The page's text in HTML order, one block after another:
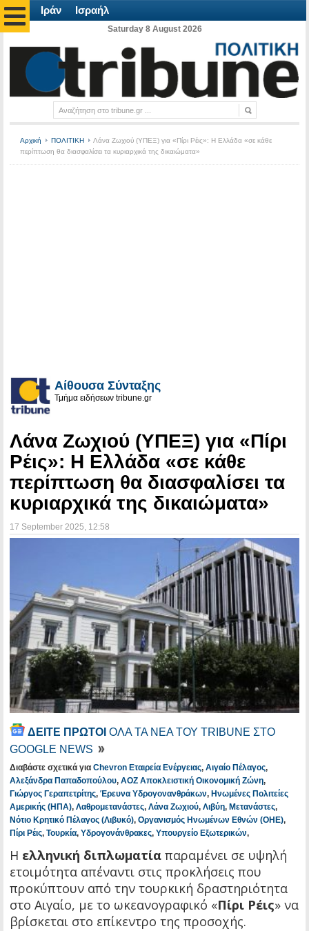
Ιράν Ισραήλ
Saturday 8 August 2026
Αρχική ΠΟΛΙΤΙΚΗ
Λάνα Ζωχιού (ΥΠΕΞ) για «Πίρι Ρέις»: Η Ελλάδα «σε κάθε
περίπτωση θα διασφαλίσει τα κυριαρχικά της δικαιώματα»
Αίθουσα Σύνταξης
Τμήμα ειδήσεων tribune.gr
Λάνα Ζωχιού (ΥΠΕΞ) για «Πίρι
Ρέις»: Η Ελλάδα «σε κάθε
περίπτωση θα διασφαλίσει τα
κυριαρχικά της δικαιώματα»
17 September 2025 , 12:58
ΔΕΙΤΕ ΠΡΩΤΟΙ ΟΛΑ ΤΑ ΝΕΑ ΤΟΥ TRIBUNE ΣΤΟ
GOOGLE NEWS
Διαβάστε σχετικά για Chevron Εταιρεία Ενέργειας, Αιγαίο Πέλαγος,
Αλεξάνδρα Παπαδοπούλου, ΑΟΖ Αποκλειστική Οικονομική Ζώνη,
Γιώργος Γεραπετρίτης, Έρευνα Υδρογονανθράκων, Ηνωμένες Πολιτείες
Αμερικής (ΗΠΑ), Λαθρομετανάστες, Λάνα Ζωχιού, Λιβύη, Μετανάστες,
Νότιο Κρητικό Πέλαγος (Λιβυκό), Οργανισμός Ηνωμένων Εθνών (ΟΗΕ),
Πίρι Ρέις, Τουρκία, Υδρογονάνθρακες, Υπουργείο Εξωτερικών,
Η ελληνική διπλωματία παραμένει σε υψηλή
ετοιμότητα απέναντι στις προκλήσεις που
προκύπτουν από την τουρκική δραστηριότητα
στο Αιγαίο, με το ωκεανογραφικό «Πίρι Ρέις» να
βρίσκεται στο επίκεντρο της προσοχής.